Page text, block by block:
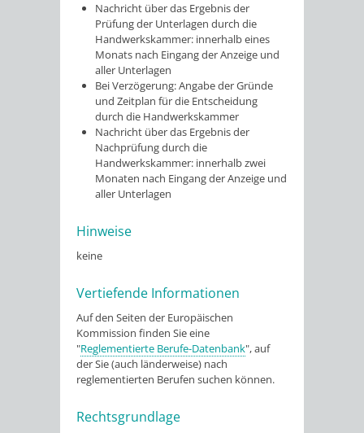
Nachricht über das Ergebnis der
Prüfung der Unterlagen durch die
Handwerkskammer: innerhalb eines
Monats nach Eingang der Anzeige und
aller Unterlagen
Bei Verzögerung: Angabe der Gründe
und Zeitplan für die Entscheidung
durch die Handwerkskammer
Nachricht über das Ergebnis der
Nachprüfung durch die
Handwerkskammer: innerhalb zwei
Monaten nach Eingang der Anzeige und
aller Unterlagen
Hinweise
keine
Vertiefende Informationen
Auf den Seiten der Europäischen
Kommission finden Sie eine
"Reglementierte Berufe-Datenbank", auf
der Sie (auch länderweise) nach
reglementierten Berufen suchen können.
Rechtsgrundlage